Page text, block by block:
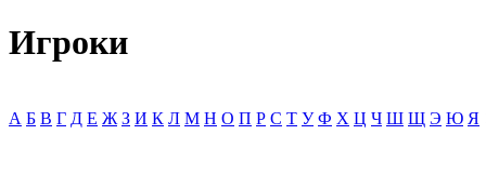
Игроки
А Б В Г Д Е Ж З И К Л М Н О П Р С Т У Ф Х Ц Ч Ш Щ Э Ю Я